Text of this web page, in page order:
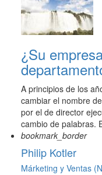
¿Su
A principios de los
cambiar el nombre
por el de director
cambio de palabras.
bookmark_border
Philip Kotler
Márketing y Ventas